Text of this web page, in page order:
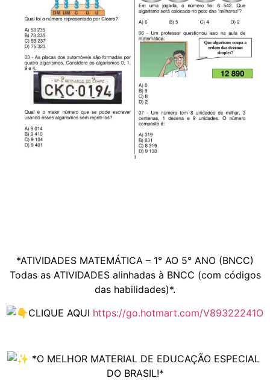
*ATIVIDADES MATEMÁTICA – 1° AO 5° ANO (BNCC)
Todas as ATIVIDADES alinhadas à BNCC (com códigos
das habilidades)*.
CLIQUE AQUI https://go.hotmart.com/V89322241O
*O MELHOR MATERIAL DE EDUCAÇÃO ESPECIAL
DO BRASIL!*